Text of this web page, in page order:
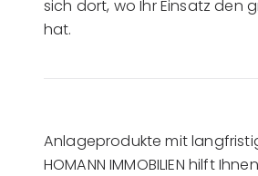
sich dort, wo Ihr Einsatz den
hat.
Anlageprodukte mit
HOMANN IMMOBILIEN hilft